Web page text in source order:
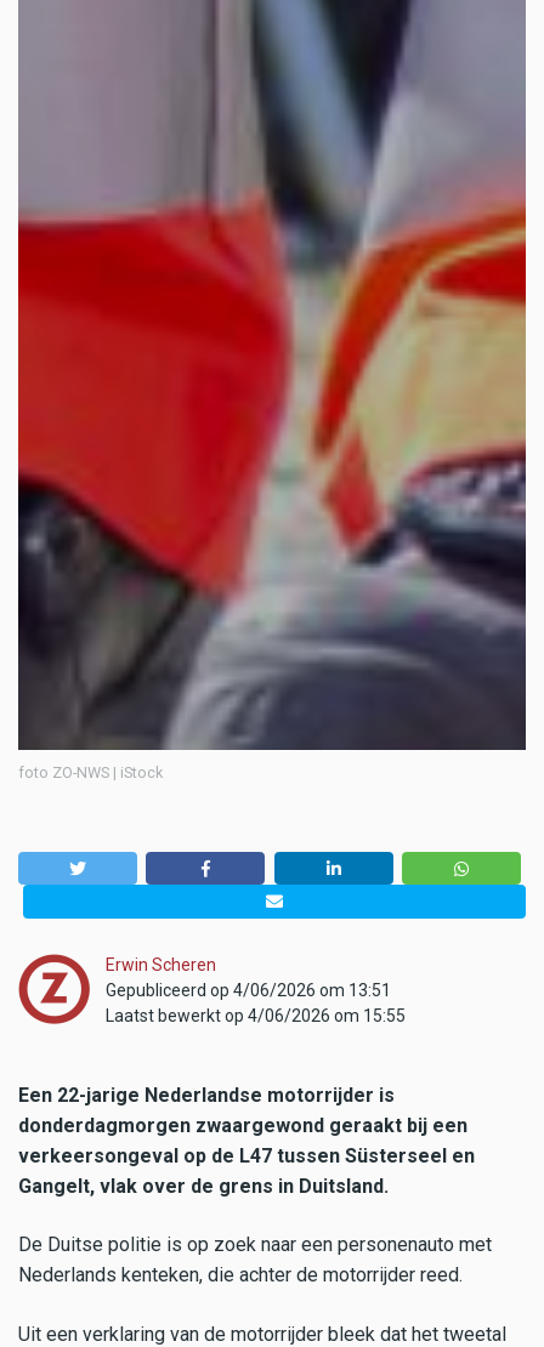
foto ZO-NWS | iStock
Erwin Scheren
Gepubliceerd op 4/06/2026 om 13:51
Laatst bewerkt op 4/06/2026 om 15:55
Een 22-jarige Nederlandse motorrijder is
donderdagmorgen zwaargewond geraakt bij een
verkeersongeval op de L47 tussen Süsterseel en
Gangelt, vlak over de grens in Duitsland.
De Duitse politie is op zoek naar een personenauto met
Nederlands kenteken, die achter de motorrijder reed.
Uit een verklaring van de motorrijder bleek dat het tweetal